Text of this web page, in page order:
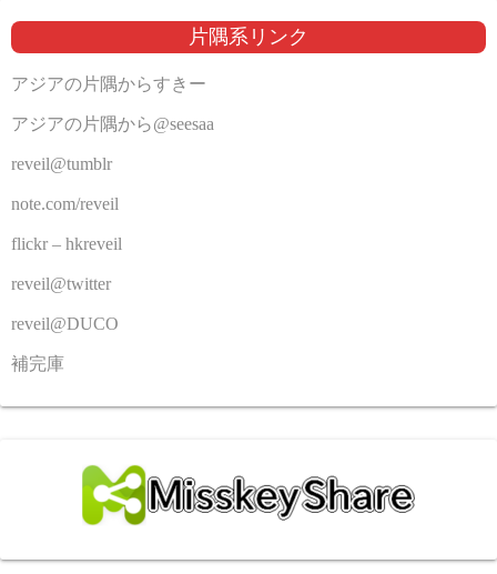
片隅系リンク
アジアの片隅からすきー
アジアの片隅から@seesaa
reveil@tumblr
note.com/reveil
flickr – hkreveil
reveil@twitter
reveil@DUCO
補完庫